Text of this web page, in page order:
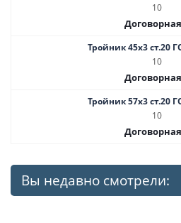
10
Договорная
Тройник 45х3 ст.20
10
Договорная
Тройник 57х3 ст.20
10
Договорная
Вы недавно смотрели: